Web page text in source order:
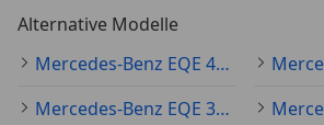
Alternative Modelle
Mercedes-Benz EQE 43 Gebraucht
Mercedes-Benz EQE 300 Gebraucht